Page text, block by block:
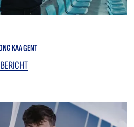
KAA GENT